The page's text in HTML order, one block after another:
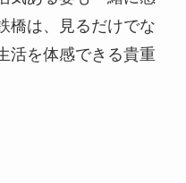
橋は、見るだけでな
活を体感できる貴重